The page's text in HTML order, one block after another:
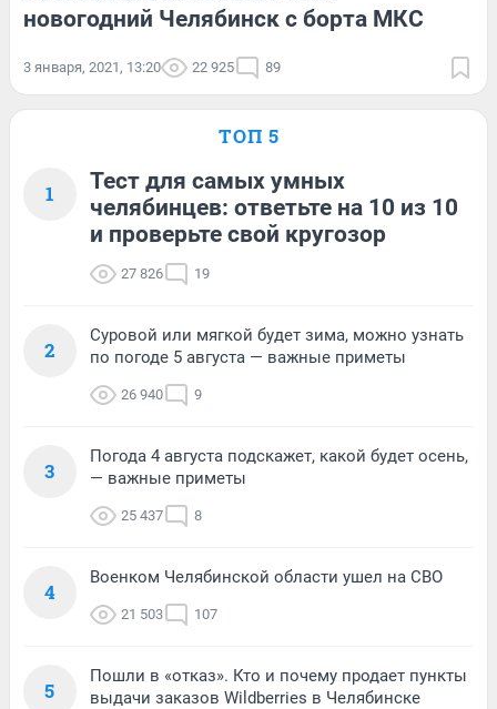
новогодний Челябинск с борта МКС
3 января, 2021, 13:20 22 925 89
ТОП 5
1
Тест для самых умных
челябинцев: ответьте на 10 из 10
и проверьте свой кругозор
27 826 19
2
Суровой или мягкой будет зима, можно узнать
по погоде 5 августа — важные приметы
26 940 9
3
Погода 4 августа подскажет, какой будет осень,
— важные приметы
25 437 8
4
Военком Челябинской области ушел на СВО
21 503 107
5
Пошли в «отказ». Кто и почему продает пункты
выдачи заказов Wildberries в Челябинске